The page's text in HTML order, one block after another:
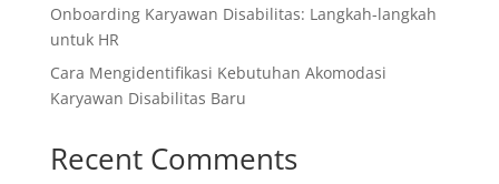
Onboarding Karyawan Disabilitas: Langkah-langkah
untuk HR
Cara Mengidentifikasi Kebutuhan Akomodasi
Karyawan Disabilitas Baru
Recent Comments